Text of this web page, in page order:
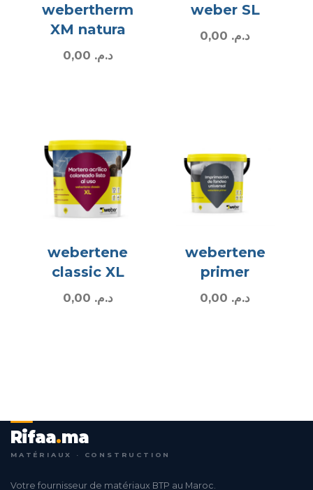
webertherm
XM natura
د.م.
weber SL
د.م.
webertene
classic XL
د.م.
webertene
primer
د.م.
Rifaa.ma
MATÉRIAUX · CONSTRUCTION
Votre fournisseur de matériaux BTP au Maroc.